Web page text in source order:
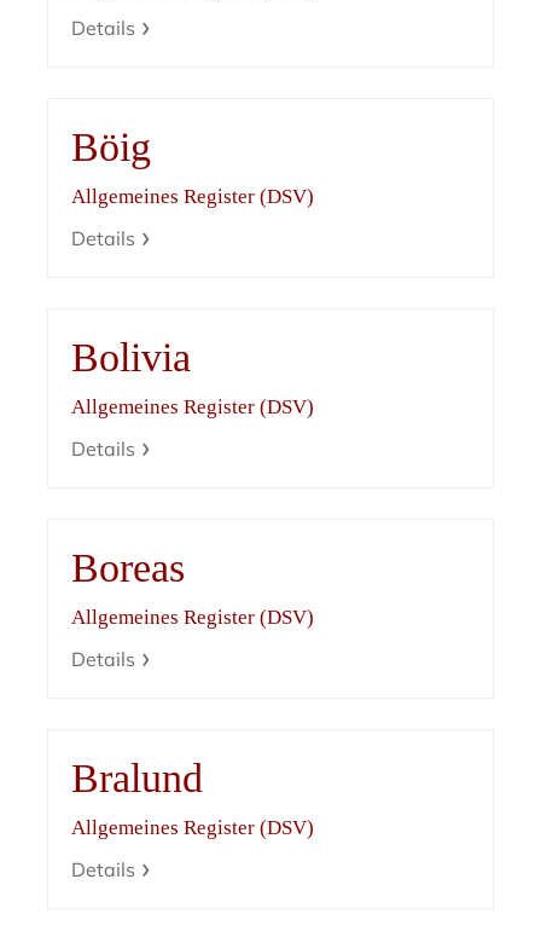
Details
Böig
Allgemeines Register (DSV)
Details
Bolivia
Allgemeines Register (DSV)
Details
Boreas
Allgemeines Register (DSV)
Details
Bralund
Allgemeines Register (DSV)
Details